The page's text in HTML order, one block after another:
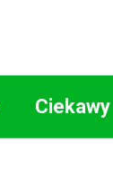
Ciekawy